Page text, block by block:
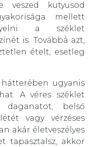
veszed kutyusod
mellett
a széklet
is. Továbbá azt,
ételt, esetleg
ugyanis
A véres széklet
belső
vagy vérzéses
akár életveszélyes
tapasztalsz, akkor